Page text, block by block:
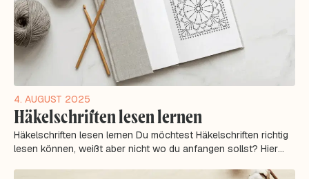
4. AUGUST 2025
Häkelschriften lesen lernen
Häkelschriften lesen lernen Du möchtest Häkelschriften richtig
lesen können, weißt aber nicht wo du anfangen sollst? Hier